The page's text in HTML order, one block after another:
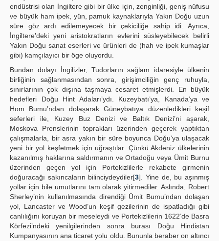
endüstrisi olan İngiltere gibi bir ülke için, zenginliği, geniş nüfusu
ve büyük ham ipek, yün, pamuk kaynaklarıyla Yakın Doğu uzun
süre göz ardı edilemeyecek bir çekiciliğe sahip idi. Ayrıca,
İngiltere’deki yeni aristokratların evlerini süsleyebilecek belirli
Yakın Doğu sanat eserleri ve ürünleri de (hah ve ipek kumaşlar
gibi) kamçılayıcı bir öge oluyordu.
Bundan dolayı İngilizler, Tudorların sağlam idaresiyle ülkenin
birliğinin sağlanmasından sonra, girişimciliğin genç ruhuyla,
sınırlarının çok dışına taşmaya cesaret etmişlerdi. En büyük
hedefleri Doğu Hint Adaları’ydı. Kuzeybatı’ya, Kanada’ya ve
Hom Bumu’ndan dolaşarak Güneybatıya düzenledikleri keşif
seferleri ile, Kuzey Buz Denizi ve Baltık Denizi’ni aşarak,
Moskova Prenslerinin toprakları üzerinden geçerek yaptıktan
çalışmalarla, bir asra yakın bir süre boyunca Doğu’ya ulaşacak
yeni bir yol keşfetmek için uğraştılar. Çünkü Akdeniz ülkelerinin
kazanılmış haklarına saldırmanın ve Ortadoğu veya Ümit Burnu
üzerinden geçen yol için Portekizlilerle rekabete girmenin
doğuracağı sakıncaların bilinciydeydiler[3]. Yine de, bu aşınmış
yollar için bile umutlarını tam olarak yitirmediler. Aslında, Robert
Sherley’nin kullanılmasında direndiği Ümit Bumu’ndan dolaşan
yol, Lancaster ve Wood’un keşif gezilerinin de ispatladığı gibi
canlılığını koruyan bir meseleydi ve Portekizlilerin 1622’de Basra
Körfezi’ndeki yenilgilerinden sonra burası Doğu Hindistan
Kumpanyasının ana ticaret yolu oldu. Bununla beraber on altıncı